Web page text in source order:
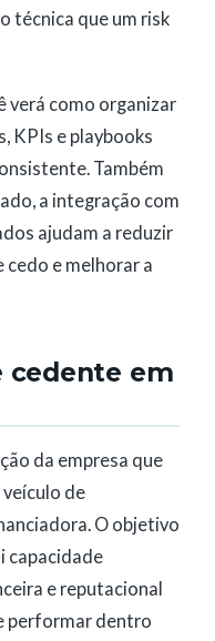
técnica que um risk
verá como organizar
KPIs e playbooks
Também
a integração com
ajudam a reduzir
e melhorar a
cedente em
da empresa que
de
O objetivo
capacidade
e reputacional
performar dentro